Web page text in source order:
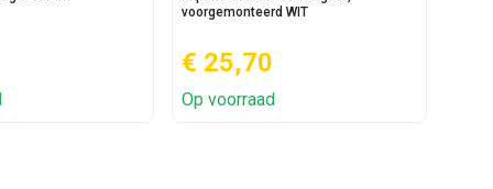
voorgemonteerd WIT
€ 25,70
Op voorraad